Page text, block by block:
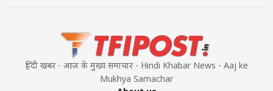
हिंदी खबर - आज के मुख्य समाचार - Hindi Khabar News - Aaj ke
Mukhya Samachar